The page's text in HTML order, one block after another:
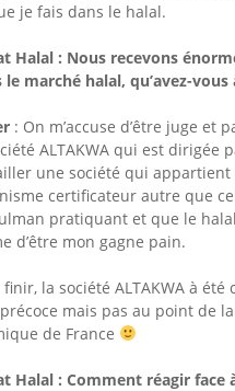
je fais dans le halal.
Halal : Nous recevons
le marché halal, qu’avez-
: On m’accuse d’être juge
ALTAKWA qui est
une société qui appartient
certificateur autre que
pratiquant et que le
d’être mon gagne pain.
finir, la société ALTAKWA à été
mais pas au point de
de France
Halal : Comment réagir